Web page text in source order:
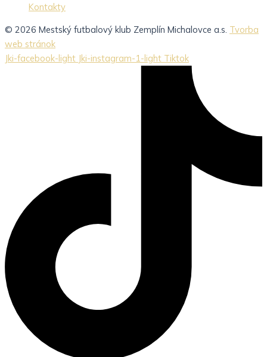
Kontakty
© 2026 Mestský futbalový klub Zemplín Michalovce a.s. Tvorba
web stránok
Jki-facebook-light Jki-instagram-1-light Tiktok